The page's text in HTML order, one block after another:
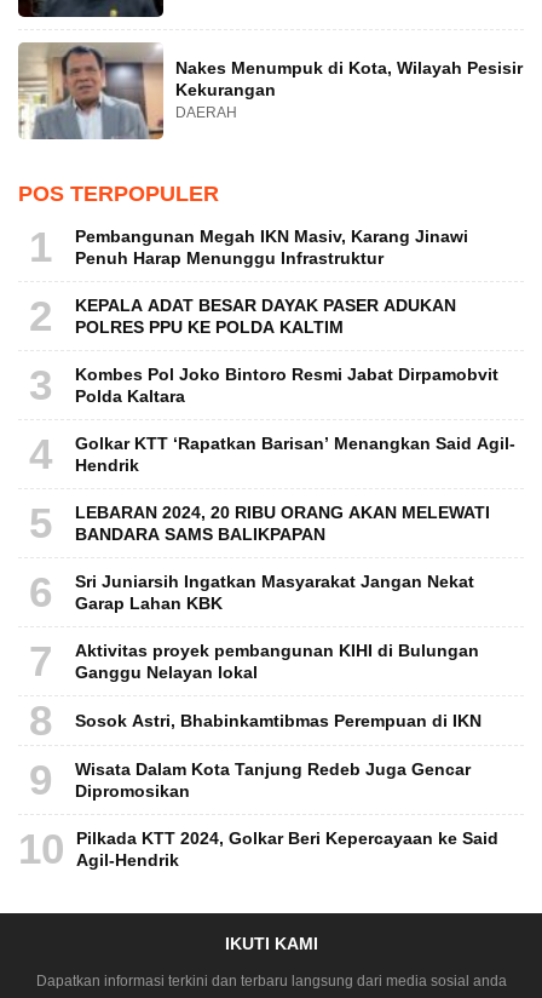
Nakes Menumpuk di Kota, Wilayah Pesisir
Kekurangan
DAERAH
POS TERPOPULER
1
Pembangunan Megah IKN Masiv, Karang Jinawi
Penuh Harap Menunggu Infrastruktur
2
KEPALA ADAT BESAR DAYAK PASER ADUKAN
POLRES PPU KE POLDA KALTIM
3
Kombes Pol Joko Bintoro Resmi Jabat Dirpamobvit
Polda Kaltara
4
Golkar KTT ‘Rapatkan Barisan’ Menangkan Said Agil-
Hendrik
5
LEBARAN 2024, 20 RIBU ORANG AKAN MELEWATI
BANDARA SAMS BALIKPAPAN
6
Sri Juniarsih Ingatkan Masyarakat Jangan Nekat
Garap Lahan KBK
7
Aktivitas proyek pembangunan KIHI di Bulungan
Ganggu Nelayan lokal
8 Sosok Astri, Bhabinkamtibmas Perempuan di IKN
9
Wisata Dalam Kota Tanjung Redeb Juga Gencar
Dipromosikan
10
Pilkada KTT 2024, Golkar Beri Kepercayaan ke Said
Agil-Hendrik
IKUTI KAMI
Dapatkan informasi terkini dan terbaru langsung dari media sosial anda